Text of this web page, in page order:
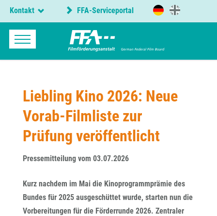
Kontakt FFA-Serviceportal
Liebling Kino 2026: Neue
Vorab-Filmliste zur
Prüfung veröffentlicht
Pressemitteilung vom 03.07.2026
Kurz nachdem im Mai die Kinoprogrammprämie des
Bundes für 2025 ausgeschüttet wurde, starten nun die
Vorbereitungen für die Förderrunde 2026. Zentraler